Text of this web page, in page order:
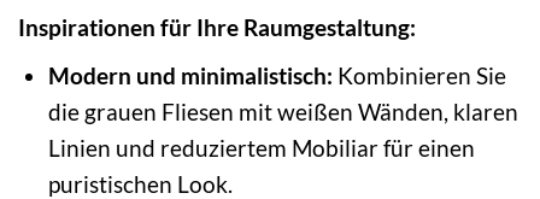
Inspirationen für Ihre Raumgestaltung:
Modern und minimalistisch: Kombinieren Sie
die grauen Fliesen mit weißen Wänden, klaren
Linien und reduziertem Mobiliar für einen
puristischen Look.